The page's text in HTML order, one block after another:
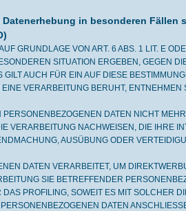
in besonderen Fällen
GRUNDLAGE VON ART. 6 ABS. 1 LIT. E
SITUATION ERGEBEN, GEGEN
AUCH FÜR EIN AUF DIESE
VERARBEITUNG BERUHT,
DATEN NICHT
VERARBEITUNG NACHWEISEN, DIE IHRE
AUSÜBUNG ODER
DATEN VERARBEITET, UM
SIE BETREFFENDER
DAS PROFILING, SOWEIT ES MIT SOLCHER
DATEN